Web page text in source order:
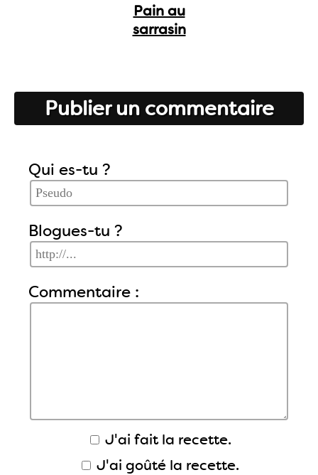
Pain au
sarrasin
Publier un commentaire
Qui es-tu ?
Blogues-tu ?
Commentaire :
J'ai fait la recette.
J'ai goûté la recette.